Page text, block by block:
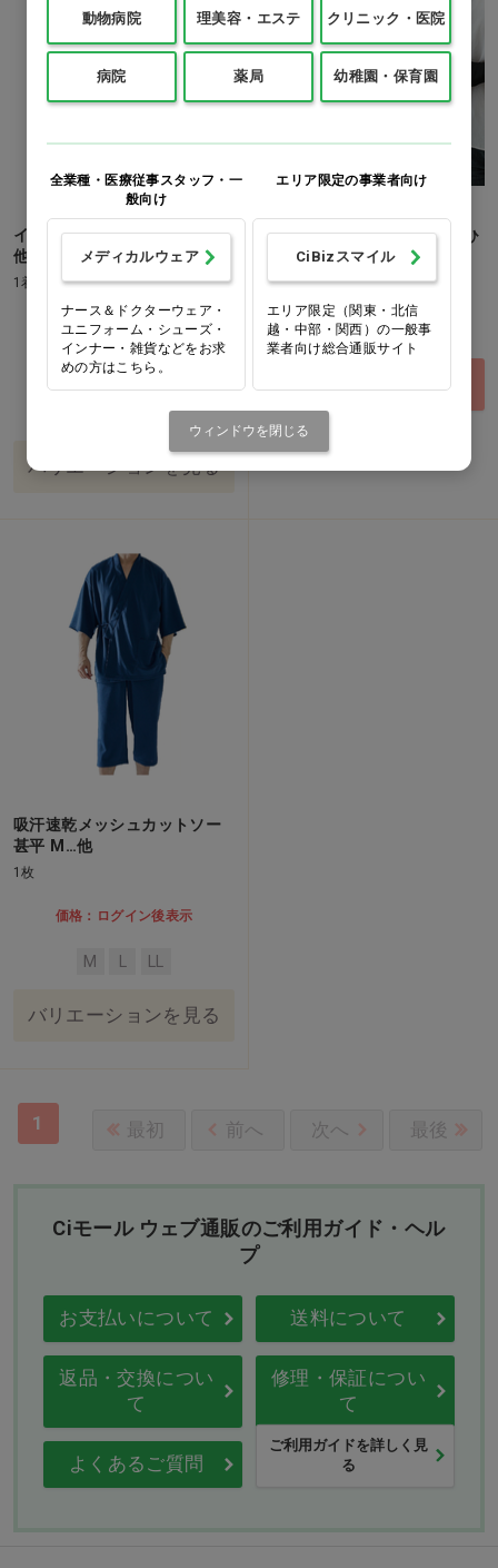
イーグルクロス ネイビー Ｍ…
他
1着
価格：ログイン後表示
Ｍ Ｌ
バリエーションを見る
UV OUTDOOR 親指カバー ひ
んやりクール
1個
価格：ログイン後表示
吸汗速乾メッシュカットソー
甚平 M…他
1枚
価格：ログイン後表示
M
バリエーションを見る
1 最初 前へ 次へ 最後
Ciモール ウェブ通販のご利用ガイド・ヘル
プ
お支払いについて 送料について
返品・交換につい
て
修理・保証につい
て
よくあるご質問
ご利用ガイドを詳しく見
る
動物病院 理美容・エステ クリニック・医院
病院 薬局 幼稚園・保育園
全業種・医療従事スタッフ・一
般向け
メディカルウェア
ナース＆ドクターウェア・
ユニフォーム・シューズ・
インナー・雑貨などをお求
めの方はこちら。
エリア限定の事業者向け
CiBizスマイル
エリア限定（関東・北信
越・中部・関西）の一般事
業者向け総合通販サイト
ウィンドウを閉じる